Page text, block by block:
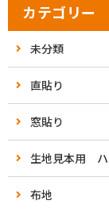
カテゴリー
未分類
直貼り
窓貼り
生地見本用 ハ
布地